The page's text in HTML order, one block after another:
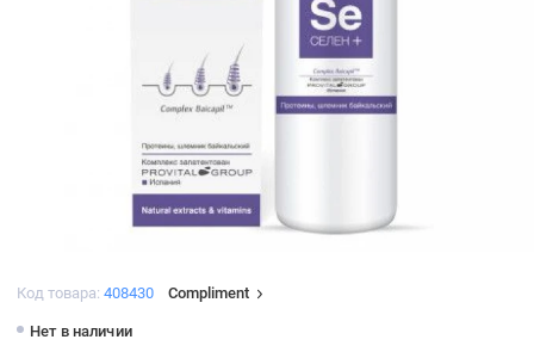
Код товара: 408430 Compliment
Нет в наличии